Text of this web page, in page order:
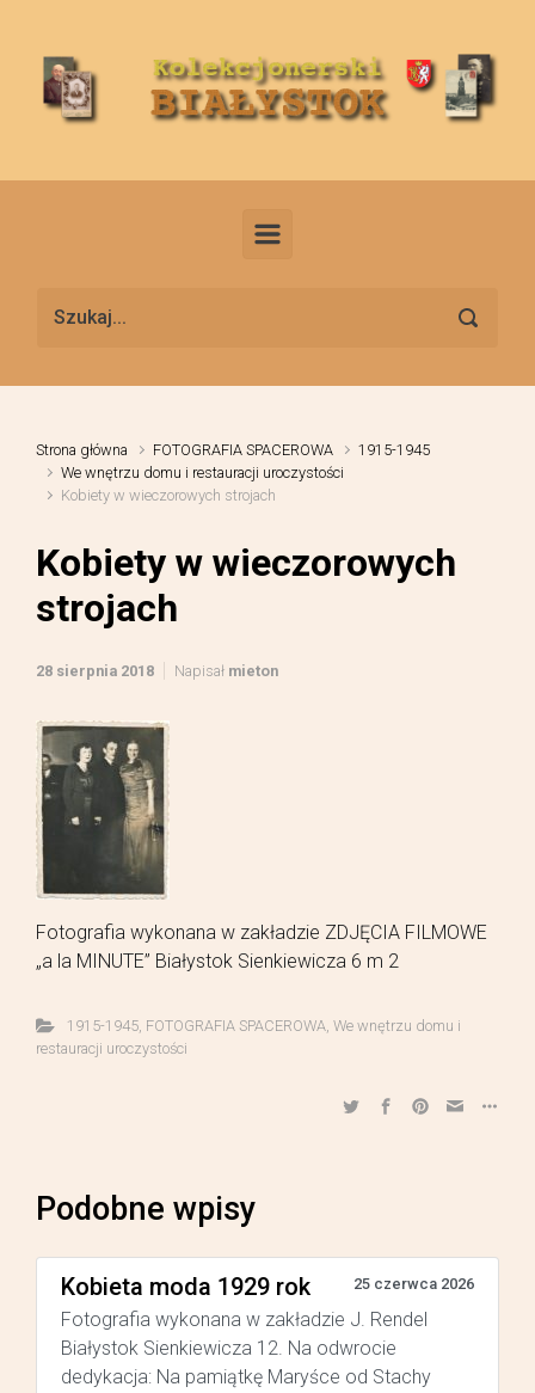
Strona główna FOTOGRAFIA SPACEROWA
1915-1945
We wnętrzu domu i restauracji uroczystości
Kobiety w wieczorowych strojach
Kobiety w wieczorowych
strojach
28 sierpnia 2018 Napisał mieton
Fotografia wykonana w zakładzie ZDJĘCIA FILMOWE
„a la MINUTE” Białystok Sienkiewicza 6 m 2
1915-1945, FOTOGRAFIA SPACEROWA We wnętrzu domu i
restauracji uroczystości
Podobne wpisy
Kobieta moda 1929 rok 25 czerwca 2026
Fotografia wykonana w zakładzie J. Rendel
Białystok Sienkiewicza 12. Na odwrocie
dedykacja: Na pamiątkę Maryśce od Stachy